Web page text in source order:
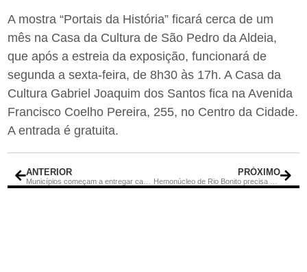
A mostra “Portais da História” ficará cerca de um
mês na Casa da Cultura de São Pedro da Aldeia,
que após a estreia da exposição, funcionará de
segunda a sexta-feira, de 8h30 às 17h. A Casa da
Cultura Gabriel Joaquim dos Santos fica na Avenida
Francisco Coelho Pereira, 255, no Centro da Cidade.
A entrada é gratuita.
ANTERIOR
Municípios começam a entregar carnês do IPTU
PRÓXIMO